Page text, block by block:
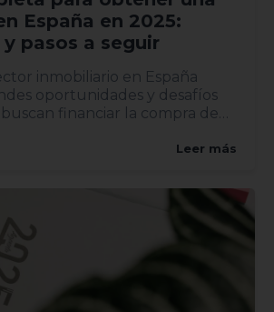
España en 2025:
pasos a seguir
inmobiliario en España
oportunidades y desafíos
financiar la compra de
Leer más